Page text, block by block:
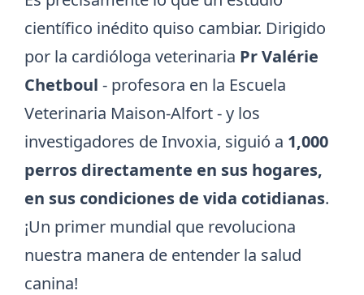
científico inédito quiso cambiar. Dirigido
por la cardióloga veterinaria Pr Valérie
Chetboul - profesora en la Escuela
Veterinaria Maison-Alfort- y los
investigadores de Invoxia, siguió a 1,000
perros directamente en sus hogares,
en sus condiciones de vida cotidianas.
¡Un primer mundial que revoluciona
nuestra manera de entender la salud
canina!